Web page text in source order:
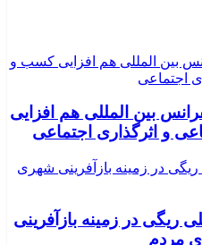
بین المللی هم افزایی
و اثرگذاری اجتماعی
ریگی در زمینه بازآفرینی
مردم